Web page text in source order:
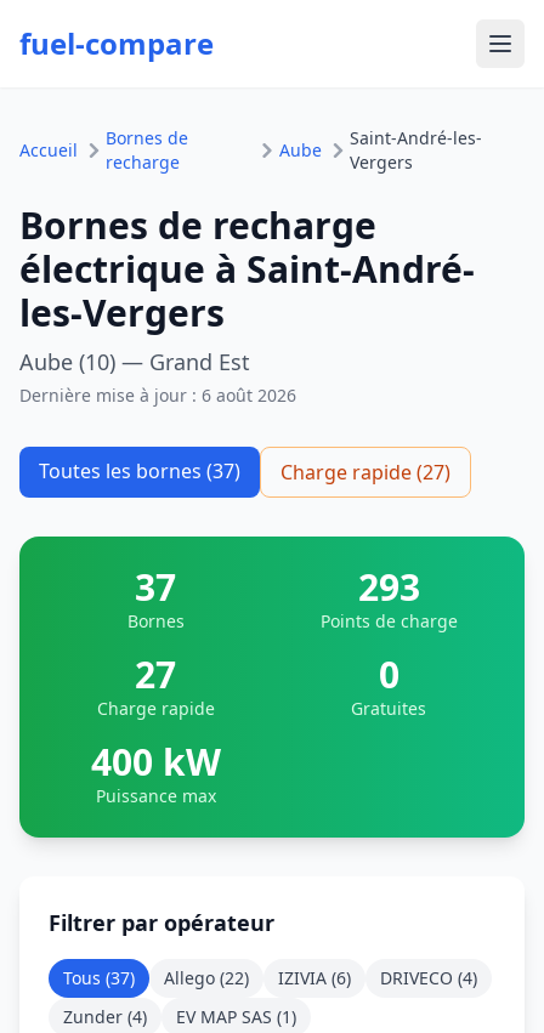
fuel-compare
Accueil
Bornes de
recharge
Aube
Saint-André-les-
Vergers
Bornes de recharge
électrique à Saint-André-
les-Vergers
Aube (10) — Grand Est
Dernière mise à jour : 6 août 2026
Toutes les bornes (37) Charge rapide (27)
37
Bornes
293
Points de charge
27
Charge rapide
0
Gratuites
400 kW
Puissance max
Filtrer par opérateur
Tous (37) Allego (22) IZIVIA (6) DRIVECO (4)
Zunder (4) EV MAP SAS (1)